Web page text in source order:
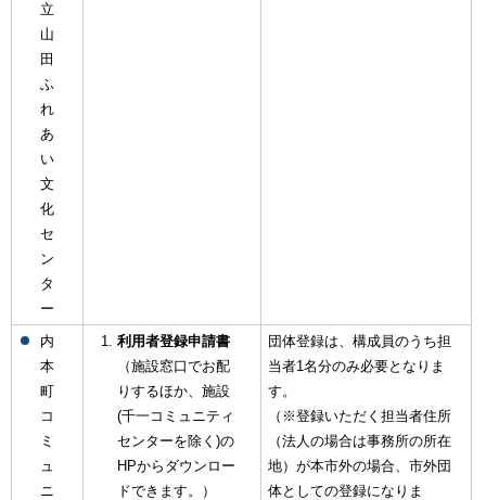
立
山
田
ふ
れ
あ
い
文
化
セ
ン
タ
ー
内
本
町
コ
ミ
ュ
ニ
利用者登録申請書
（施設窓口でお配
りするほか、施設
(千一コミュニティ
センターを除く)の
HPからダウンロー
ドできます。）
団体登録は、構成員のうち担
当者1名分のみ必要となりま
す。
（※登録いただく担当者住所
（法人の場合は事務所の所在
地）が本市外の場合、市外団
体としての登録になりま